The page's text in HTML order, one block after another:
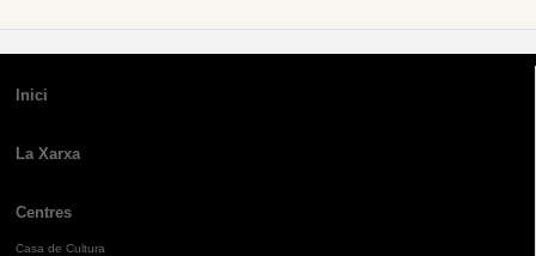
Inici
La Xarxa
Centres
Casa de Cultura